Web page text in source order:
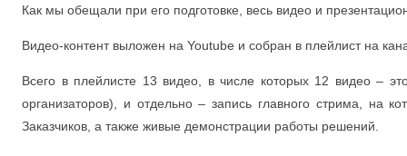
Как мы обещали при его подготовке, весь видео и
Видео-контент выложен на Youtube и собран в плейлист на
Всего в плейлисте 13 видео, в числе которых 12 видео –
организаторов), и отдельно – запись главного стрима, на
Заказчиков, а также живые демонстрации работы решений.